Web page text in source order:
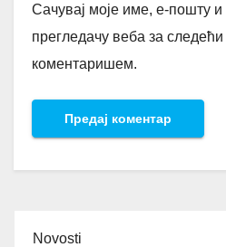
Сачувај моје име, е-пошту
прегледачу веба за следећи
коментаришем.
Novosti